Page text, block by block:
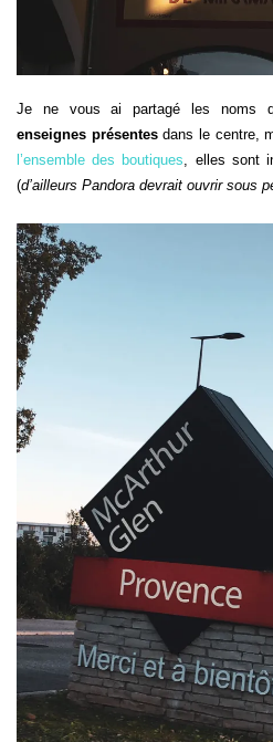
Je ne vous ai partagé les noms
enseignes présentesdans le centre,
l’ensemble des boutiques, elles sont
(d’ailleurs Pandora devrait ouvrir sous